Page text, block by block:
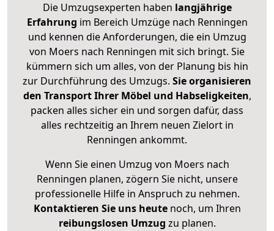
Die Umzugsexperten haben langjährige
Erfahrung im Bereich Umzüge nach Renningen
und kennen die Anforderungen, die ein Umzug
von Moers nach Renningen mit sich bringt. Sie
kümmern sich um alles, von der Planung bis hin
zur Durchführung des Umzugs. Sie organisieren
den Transport Ihrer Möbel und Habseligkeiten,
packen alles sicher ein und sorgen dafür, dass
alles rechtzeitig an Ihrem neuen Zielort in
Renningen ankommt.
Wenn Sie einen Umzug von Moers nach
Renningen planen, zögern Sie nicht, unsere
professionelle Hilfe in Anspruch zu nehmen.
Kontaktieren Sie uns heutenoch, um Ihren
reibungslosen Umzug zu planen.